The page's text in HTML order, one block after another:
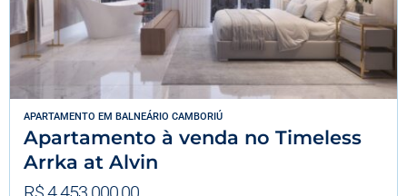
APARTAMENTO EM BALNEÁRIO CAMBORIÚ
Apartamento à venda no Timeless
Arrka at Alvin